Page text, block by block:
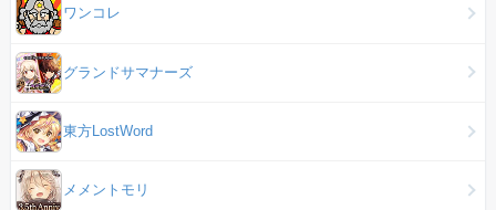
ワンコレ
グランドサマナーズ
東方LostWord
メメントモリ